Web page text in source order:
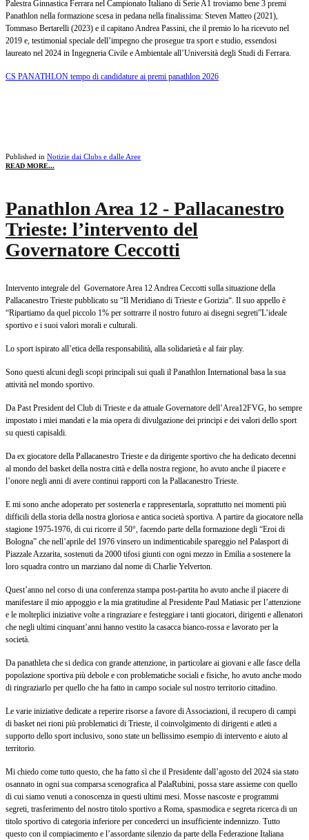
Palestra Ginnastica Ferrara nel Campionato Italiano di Serie A1 troviamo bene 3 premi
Panathlon nella formazione scesa in pedana nella finalissima: Steven Matteo (2021),
Tommaso Bertarelli (2023) e il capitano Andrea Passini, che il premio lo ha ricevuto nel
2019 e, testimonial speciale dell’impegno che prosegue tra sport e studio, essendosi
laureato nel 2024 in Ingegneria Civile e Ambientale all’Università degli Studi di Ferrara.
CS PANATHLON tempo di candidature ai premi panathlon 2026
Published in Notizie dai Clubs e dalle Aree
READ MORE...
Panathlon Area 12 - Pallacanestro
Trieste: l’intervento del
Governatore Ceccotti
Intervento integrale del Governatore Area 12 Andrea Ceccotti sulla situazione della
Pallacanestro Trieste pubblicato su “Il Meridiano di Trieste e Gorizia“. Il suo appello è
“Ripartiamo da quel piccolo 1% per sottrarre il nostro futuro ai disegni segreti”L’ideale
sportivo e i suoi valori morali e culturali.
Lo sport ispirato all’etica della responsabilità, alla solidarietà e al fair play.
Sono questi alcuni degli scopi principali sui quali il Panathlon International basa la sua
attività nel mondo sportivo.
Da Past President del Club di Trieste e da attuale Governatore dell’Area12FVG, ho sempre
impostato i miei mandati e la mia opera di divulgazione dei principi e dei valori dello sport
su questi capisaldi.
Da ex giocatore della Pallacanestro Trieste e da dirigente sportivo che ha dedicato decenni
al mondo del basket della nostra città e della nostra regione, ho avuto anche il piacere e
l’onore negli anni di avere continui rapporti con la Pallacanestro Trieste.
E mi sono anche adoperato per sostenerla e rappresentarla, soprattutto nei momenti più
difficili della storia della nostra gloriosa e antica società sportiva. A partire da giocatore nella
stagione 1975-1976, di cui ricorre il 50°, facendo parte della formazione degli “Eroi di
Bologna” che nell’aprile del 1976 vinsero un indimenticabile spareggio nel Palasport di
Piazzale Azzarita, sostenuti da 2000 tifosi giunti con ogni mezzo in Emilia a sostenere la
loro squadra contro un marziano dal nome di Charlie Yelverton.
Quest’anno nel corso di una conferenza stampa post-partita ho avuto anche il piacere di
manifestare il mio appoggio e la mia gratitudine al Presidente Paul Matiasic per l’attenzione
e le molteplici iniziative volte a ringraziare e festeggiare i tanti giocatori, dirigenti e allenatori
che negli ultimi cinquant’anni hanno vestito la casacca bianco-rossa e lavorato per la
società.
Da panathleta che si dedica con grande attenzione, in particolare ai giovani e alle fasce della
popolazione sportiva più debole e con problematiche sociali e fisiche, ho avuto anche modo
di ringraziarlo per quello che ha fatto in campo sociale sul nostro territorio cittadino.
Le varie iniziative dedicate a reperire risorse a favore di Associazioni, il recupero di campi
di basket nei rioni più problematici di Trieste, il coinvolgimento di dirigenti e atleti a
supporto dello sport inclusivo, sono state un bellissimo esempio di intervento e aiuto al
territorio.
Mi chiedo come tutto questo, che ha fatto sì che il Presidente dall’agosto del 2024 sia stato
osannato in ogni sua comparsa scenografica al PalaRubini, possa stare assieme con quello
di cui siamo venuti a conoscenza in questi ultimi mesi. Mosse nascoste e programmi
segreti, trasferimento del nostro titolo sportivo a Roma, spasmodica e segreta ricerca di un
titolo sportivo di categoria inferiore per concederci un insufficiente indennizzo. Tutto
questo con il compiacimento e l’assordante silenzio da parte della Federazione Italiana